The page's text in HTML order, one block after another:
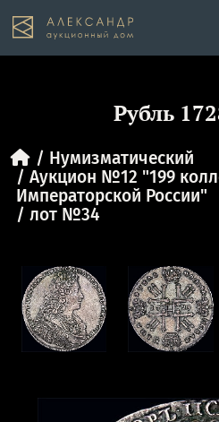
Рубль
Нумизматический
Аукцион №12 "199
Императорской России"
лот №34